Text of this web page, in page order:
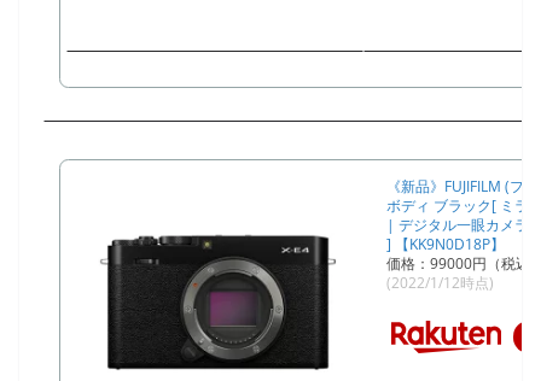
《新品》FUJIFILM (フ
ボディ ブラック[ ミラ
| デジタル一眼カメラ
] 【KK9N0D18P】
価格：99000円（税込
(2022/1/12時点)